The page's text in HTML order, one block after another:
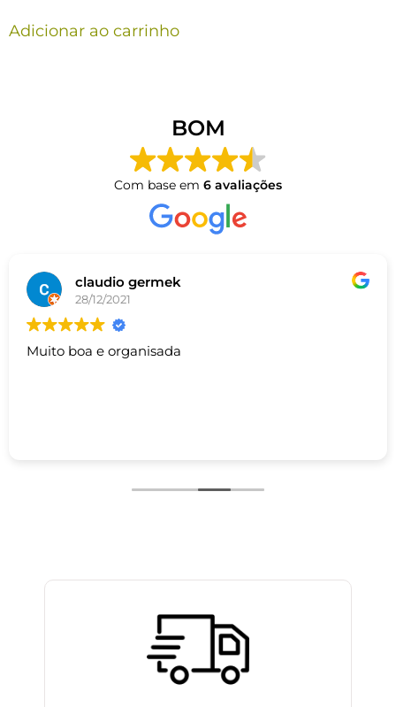
Adicionar ao carrinho
BOM
Com base em 6 avaliações
claudio germek
28/12/2021
Muito boa e organisada